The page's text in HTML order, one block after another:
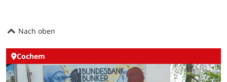
Nach oben
Cochem